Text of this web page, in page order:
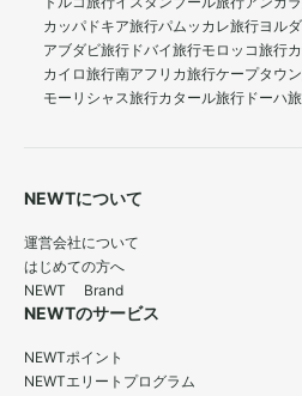
カッパドキア旅行パムッカレ旅行ヨル
アブダビ旅行 ドバイ旅行モロッコ旅行
カイロ旅行南アフリカ旅行ケープタウ
モーリシャス旅行カタール旅行 ドーハ
NEWTについて
運営会社について
はじめての方へ
NEWT Brand
NEWTのサービス
NEWTポイント
NEWTエリートプログラム